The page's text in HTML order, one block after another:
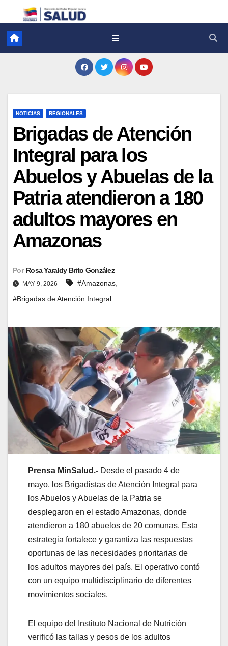
NOTICIAS REGIONALES
Brigadas de Atención
Integral para los
Abuelos y Abuelas de la
Patria atendieron a 180
adultos mayores en
Amazonas
Por Rosa Yaraldy Brito González
MAY 9, 2026 #Amazonas,
#Brigadas de Atención Integral
Prensa MinSalud.- Desde el pasado 4 de
mayo, los Brigadistas de Atención Integral para
los Abuelos y Abuelas de la Patria se
desplegaron en el estado Amazonas, donde
atendieron a 180 abuelos de 20 comunas. Esta
estrategia fortalece y garantiza las respuestas
oportunas de las necesidades prioritarias de
los adultos mayores del país. El operativo contó
con un equipo multidisciplinario de diferentes
movimientos sociales.
El equipo del Instituto Nacional de Nutrición
verificó las tallas y pesos de los adultos